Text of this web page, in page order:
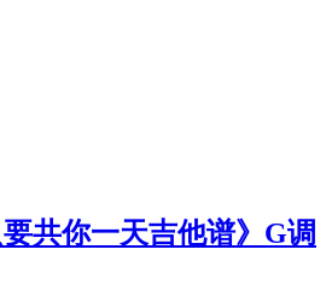
共你一天吉他谱》G调